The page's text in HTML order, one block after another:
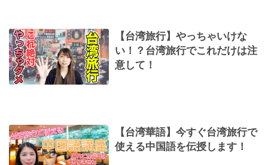
【台湾旅行】やっちゃいけな
い！？台湾旅行でこれだけは注
意して！
【台湾華語】今すぐ台湾旅行で
使える中国語を伝授します！